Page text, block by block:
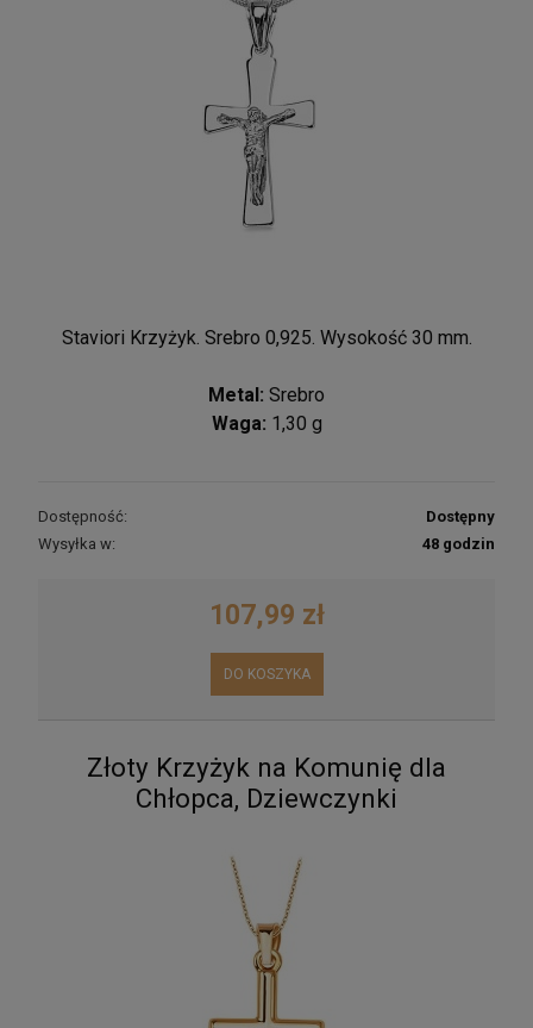
Staviori Krzyżyk. Srebro 0,925. Wysokość 30 mm.
Metal: Srebro
Waga: 1,30 g
Dostępność:
Dostępny
Wysyłka w:
48 godzin
107,99 zł
DO KOSZYKA
Złoty Krzyżyk na Komunię dla
Chłopca, Dziewczynki